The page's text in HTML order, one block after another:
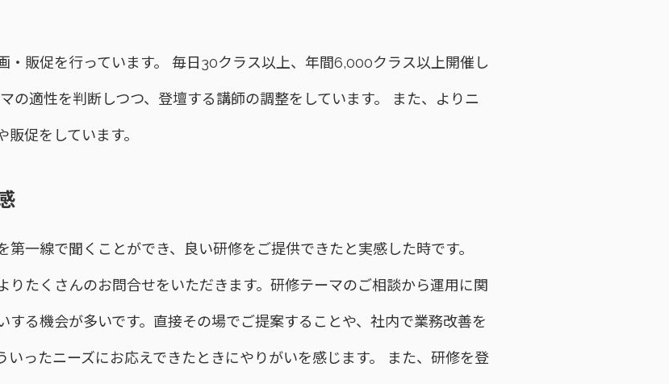
・販促を行っています。 毎日30クラス以上、年間6,000クラス以上開催し
の適性を判断しつつ、登壇する講師の調整をしています。 また、よりニ
促をしています。
一線で聞くことができ、良い研修をご提供できたと実感した時です。
りたくさんのお問合せをいただきます。研修テーマのご相談から運用に関
する機会が多いです。直接その場でご提案することや、社内で業務改善を
いったニーズにお応えできたときにやりがいを感じます。 また、研修を登